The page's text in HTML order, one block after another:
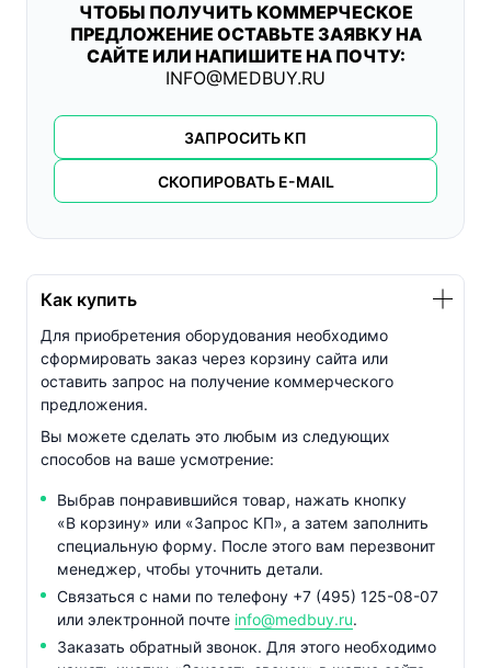
ЧТОБЫ ПОЛУЧИТЬ КОММЕРЧЕСКОЕ
ПРЕДЛОЖЕНИЕ ОСТАВЬТЕ ЗАЯВКУ НА
САЙТЕ ИЛИ НАПИШИТЕ НА ПОЧТУ:
INFO@MEDBUY.RU
ЗАПРОСИТЬ КП
СКОПИРОВАТЬ E-MAIL
Как купить
Для приобретения оборудования необходимо
сформировать заказ через корзину сайта или
оставить запрос на получение коммерческого
предложения.
Вы можете сделать это любым из следующих
способов на ваше усмотрение:
Выбрав понравившийся товар, нажать кнопку
«В корзину» или «Запрос КП», а затем заполнить
специальную форму. После этого вам перезвонит
менеджер, чтобы уточнить детали.
Связаться с нами по телефону +7 (495) 125-08-07
или электронной почте info@medbuy.ru.
Заказать обратный звонок. Для этого необходимо